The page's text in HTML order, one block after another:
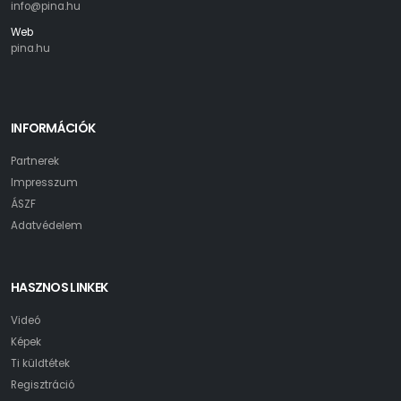
info@pina.hu
Web
pina.hu
INFORMÁCIÓK
Partnerek
Impresszum
ÁSZF
Adatvédelem
HASZNOS LINKEK
Videó
Képek
Ti küldtétek
Regisztráció